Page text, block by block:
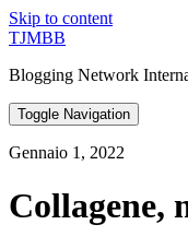
Skip to content
TJMBB
Blogging Network
Toggle Navigation
Gennaio 1, 2022
Collagene,